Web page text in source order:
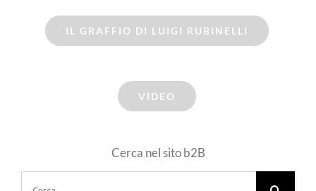
IL GRAFFIO DI LUIGI RUBINELLI
VIDEO
Cerca nel sito b2B